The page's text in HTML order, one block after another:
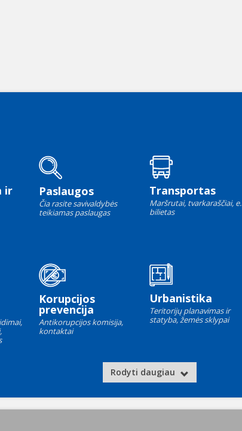
ir Paslaugos
Čia rasite savivaldybės
teikiamas paslaugas
Transportas
Maršrutai, tvarkaraščiai, e.
bilietas
Korupcijos
prevencija
Antikorupcijos komisija,
kontaktai
Urbanistika
Teritorijų planavimas ir
statyba, žemės sklypai
Rodyti daugiau